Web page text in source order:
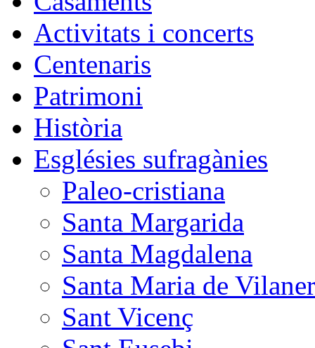
Activitats i concerts
Centenaris
Patrimoni
Història
Esglésies sufragànies
Paleo-cristiana
Santa Margarida
Santa Magdalena
Santa Maria de
Sant Vicenç